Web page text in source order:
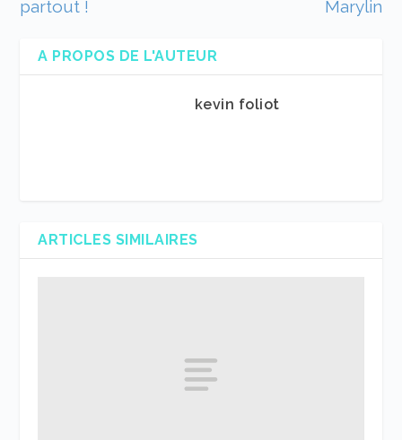
partout ! Marylin
A PROPOS DE L'AUTEUR
kevin foliot
ARTICLES SIMILAIRES